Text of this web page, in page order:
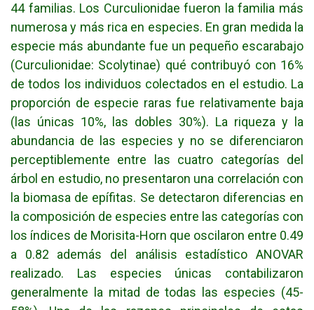
44 familias. Los Curculionidae fueron la familia más
numerosa y más rica en especies. En gran medida la
especie más abundante fue un pequeño escarabajo
(Curculionidae: Scolytinae) qué contribuyó con 16%
de todos los individuos colectados en el estudio. La
proporción de especie raras fue relativamente baja
(las únicas 10%, las dobles 30%). La riqueza y la
abundancia de las especies y no se diferenciaron
perceptiblemente entre las cuatro categorías del
árbol en estudio, no presentaron una correlación con
la biomasa de epífitas. Se detectaron diferencias en
la composición de especies entre las categorías con
los índices de Morisita-Horn que oscilaron entre 0.49
a 0.82 además del análisis estadístico ANOVAR
realizado. Las especies únicas contabilizaron
generalmente la mitad de todas las especies (45-